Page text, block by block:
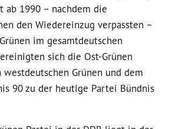
1990 – nachdem die
den Wiedereinzug verpassten –
im gesamtdeutschen
sich die Ost-Grünen
Grünen und dem
90 zu der heutige Partei Bündnis